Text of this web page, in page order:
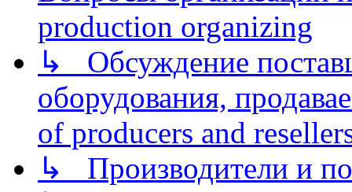
production organizing
↳ Обсуждение
оборудования,
of producers and
↳ Производители и